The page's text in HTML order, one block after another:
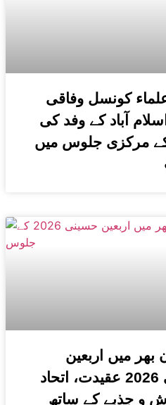
کونسل وفاقی
آباد کے وفد کی
مرکزی جلوس میں
بھر میں اربعین
حسینی 2026 عقیدت، اتحاد
و جذبے کے ساتھ